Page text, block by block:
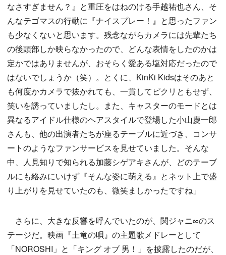
なさすぎません？』と重圧をはねのける手越祐也さん、そ
んなテゴマスの行動に『ナイスプレー！』と思ったファン
も少なくないと思います。残念ながらカメラには先輩たち
の後頭部しか映らなかったので、どんな表情をしたのかは
定かではありませんが、おそらく愛ある塩対応だったので
はないでしょうか（笑）。とくに、KinKi Kidsはそのあと
も何度かカメラで抜かれても、一貫してピクリともせず、
笑いを誘っていましたし。また、キャスターのモードとは
異なるアイドル仕様のヘアスタイルで登場した小山慶一郎
さんも、他の出演者たちが座るテーブルに近づき、コンサ
ートのようなファンサービスを見せていました。そんな
中、人見知りで知られる加藤シゲアキさんが、どのテーブ
ルにも絡みにいけず『そんな姿に萌える』とネット上で盛
り上がりを見せていたのも、微笑ましかったですね」
さらに、大きな反響を呼んでいたのが、関ジャニ∞のス
テージだ。映画『土竜の唄』の主題歌メドレーとして
「NOROSHI」と「キング オブ 男！」を披露したのだが、